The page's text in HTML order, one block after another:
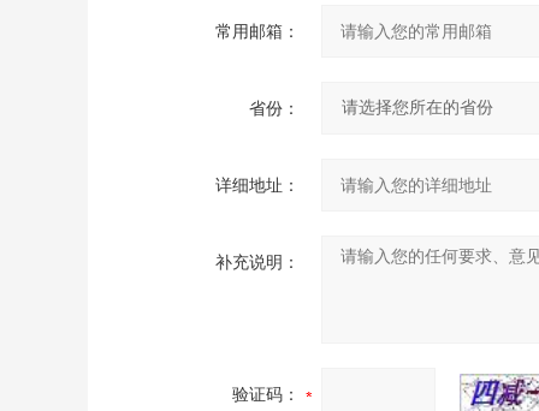
常用邮箱：
省份：
详细地址：
补充说明：
验证码：